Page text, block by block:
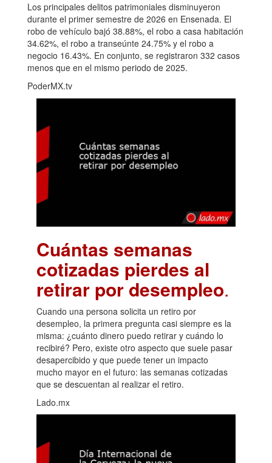
Los principales delitos patrimoniales disminuyeron
durante el primer semestre de 2026 en Ensenada. El
robo de vehículo bajó 38.88%, el robo a casa habitación
34.62%, el robo a transeúnte 24.75% y el robo a
negocio 16.43%. En conjunto, se registraron 332 casos
menos que en el mismo periodo de 2025.
PoderMX.tv
Cuántas semanas
cotizadas pierdes al
retirar por desempleo.
Cuando una persona solicita un retiro por
desempleo, la primera pregunta casi siempre es la
misma: ¿cuánto dinero puedo retirar y cuándo lo
recibiré? Pero, existe otro aspecto que suele pasar
desapercibido y que puede tener un impacto
mucho mayor en el futuro: las semanas cotizadas
que se descuentan al realizar el retiro.
Lado.mx